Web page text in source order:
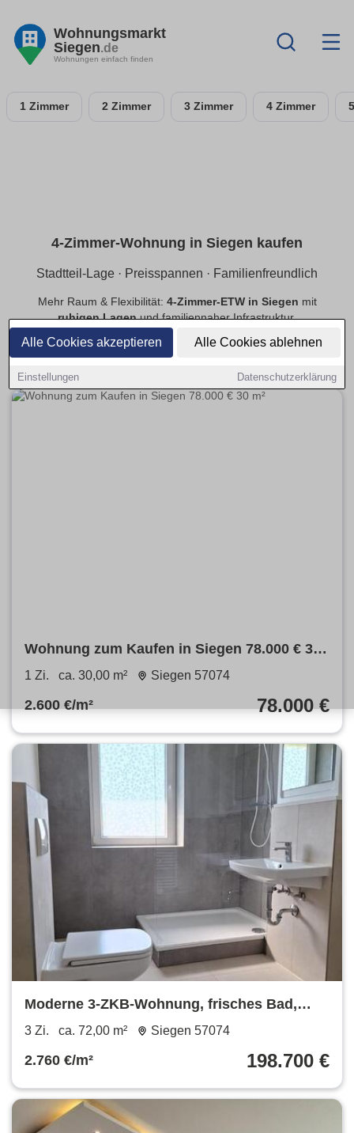
Alle Cookies akzeptieren Alle Cookies ablehnen
Einstellungen Datenschutzerklärung
Wohnungsmarkt
Siegen.de
Wohnungen einfach finden
1 Zimmer 2 Zimmer 3 Zimmer 4 Zimmer
4-Zimmer-Wohnung in Siegen kaufen
Stadtteil-Lage · Preisspannen · Familienfreundlich
Mehr Raum & Flexibilität: 4-Zimmer-ETW in Siegen mit
ruhigen Lagenund familiennaher Infrastruktur.
provisionsfrei
Vergleich.
Wohnung zum Kaufen in Siegen 78.000 € 30
m²
1 Zi. ca. 30,00 m² Siegen 57074
2.600 €/m² 78.000 €
Moderne 3-ZKB-Wohnung, frisches Bad,
ruhige, zentrale Lage Siegen
3 Zi. ca. 72,00 m² Siegen 57074
2.760 €/m² 198.700 €